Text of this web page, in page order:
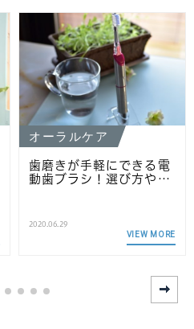
オーラルケア
歯磨きが手軽にできる電
動歯ブラシ！選び方や…
2020.06.29
VIEW MORE